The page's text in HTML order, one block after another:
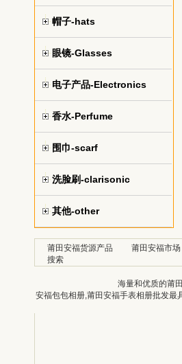
帽子-hats
眼镜-Glasses
电子产品-Electronics
香水-Perfume
围巾-scarf
洗脸刷-clarisonic
其他-other
莆田安福货源产品
搜索
莆田安福市场
海量和优质的莆
安福包包相册,莆田安福手表相册批发最